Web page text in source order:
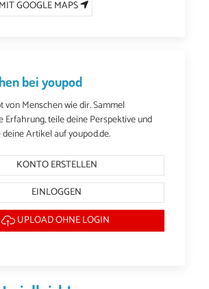
GOOGLE MAPS
bei youpod
von Menschen wie dir. Sammel
Erfahrung, teile deine Perspektive und
Artikel auf youpod.de.
KONTO ERSTELLEN
EINLOGGEN
UPLOAD OHNE LOGIN